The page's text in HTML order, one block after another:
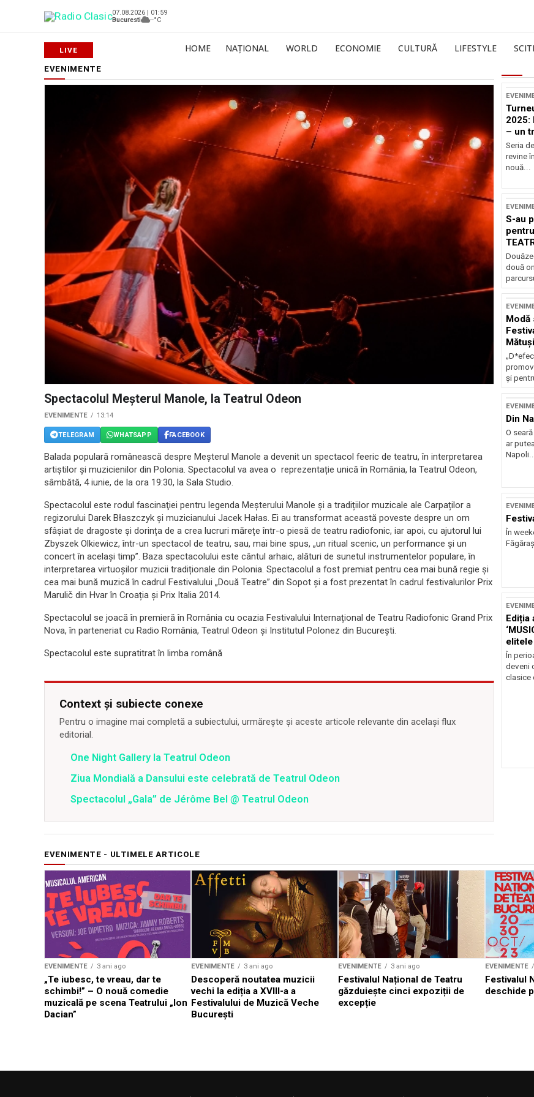
07.08.2026 | 01:59
Bucuresti
--°C
HOME NAȚIONAL WORLD ECONOMIE CULTURĂ LIFESTYLE
EVENIMENTE
Spectacolul Meșterul Manole, la Teatrul Odeon
EVENIMENTE 13:14
TELEGRAM WHATSAPP FACEBOOK
Balada populară românească despre Meșterul Manole a devenit un spectacol feeric de teatru, în interpretarea
artiștilor și muzicienilor din Polonia. Spectacolul va avea o reprezentație unică în România, la Teatrul Odeon,
sâmbătă, 4 iunie, de la ora 19:30, la Sala Studio.
Spectacolul este rodul fascinaţiei pentru legenda Meșterului Manole și a tradițiilor muzicale ale Carpaților a
regizorului Darek Błaszczyk și muzicianului Jacek Hałas. Ei au transformat această poveste despre un om
sfâșiat de dragoste și dorința de a crea lucruri mărețe într-o piesă de teatru radiofonic, iar apoi, cu ajutorul lui
Zbyszek Olkiewicz, într-un spectacol de teatru, sau, mai bine spus, „un ritual scenic, un performance și un
concert în același timp”. Baza spectacolului este cântul arhaic, alături de sunetul instrumentelor populare, în
interpretarea virtuoșilor muzicii tradiționale din Polonia. Spectacolul a fost premiat pentru cea mai bună regie și
cea mai bună muzică în cadrul Festivalului „Două Teatre” din Sopot și a fost prezentat în cadrul festivalurilor Prix
Marulič din Hvar în Croația și Prix Italia 2014.
Spectacolul se joacă în premieră în România cu ocazia Festivalului Internațional de Teatru Radiofonic Grand Prix
Nova, în parteneriat cu Radio România, Teatrul Odeon și Institutul Polonez din București.
Spectacolul este supratitrat în limba română
Context și subiecte conexe
Pentru o imagine mai completă a subiectului, urmărește și aceste articole relevante din același flux
editorial.
One Night Gallery la Teatrul Odeon
Ziua Mondială a Dansului este celebrată de Teatrul Odeon
Spectacolul „Gala” de Jérôme Bel @ Teatrul Odeon
2025:
– un
și
Seria
revine
nouă...
S-au
două
Modă
și
Din
O
ar
În
Ediția
În
deveni
clasice
EVENIMENTE - ULTIMELE ARTICOLE
EVENIMENTE 3 ani ago
„Te iubesc, te vreau, dar te
schimbi!” – O nouă comedie
muzicală pe scena Teatrului „Ion
Dacian”
EVENIMENTE 3 ani ago
Descoperă noutatea muzicii
vechi la ediția a XVIII-a a
Festivalului de Muzică Veche
București
EVENIMENTE 3 ani ago
Festivalul Național de Teatru
găzduiește cinci expoziții de
excepție
EVENIMENTE
Festivalul
deschide